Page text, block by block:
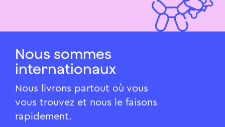
Nous sommes
internationaux
Nous livrons partout où vous
vous trouvez et nous le faisons
rapidement.